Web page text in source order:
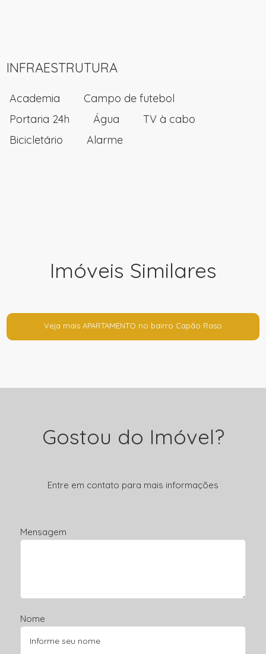
INFRAESTRUTURA
Academia
Campo de futebol
Portaria 24h
Água
TV à cabo
Bicicletário
Alarme
Imóveis Similares
Veja mais APARTAMENTO no bairro Capão Raso
Gostou do Imóvel?
Entre em contato para mais informações
Mensagem
Nome